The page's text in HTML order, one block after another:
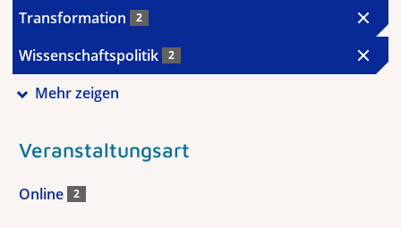
Transformation 2
Wissenschaftspolitik 2
Mehr zeigen
Veranstaltungsart
Online 2